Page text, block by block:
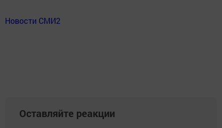
Новости СМИ2
Оставляйте реакции